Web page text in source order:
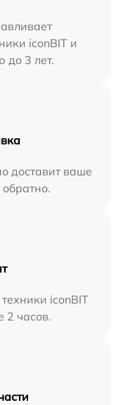
iconBIT и
до 3 лет.
доставит ваше
iconBIT
2 часов.